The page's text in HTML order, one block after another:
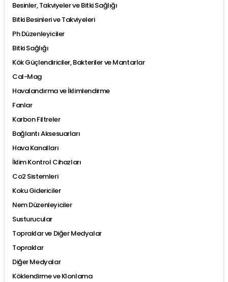
Besinler, Takviyeler ve Bitki Sağlığı
Bitki Besinleri ve Takviyeleri
Ph Düzenleyiciler
Bitki Sağlığı
Kök Güçlendiriciler, Bakteriler ve Mantarlar
Cal-Mag
Havalandırma ve İklimlendirme
Fanlar
Karbon Filtreler
Bağlantı Aksesuarları
Hava Kanalları
İklim Kontrol Cihazları
Co2 Sistemleri
Koku Gidericiler
Nem Düzenleyiciler
Susturucular
Topraklar ve Diğer Medyalar
Topraklar
Diğer Medyalar
Köklendirme ve Klonlama